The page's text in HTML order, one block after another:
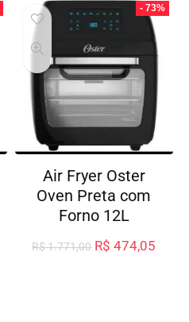
- 73%
Air Fryer Oster
Oven Preta com
Forno 12L
R$1.771,00 R$ 474,05